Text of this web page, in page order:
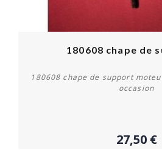
Acheter
180608 chape de
180608 chape de support
occasion
27,50 €